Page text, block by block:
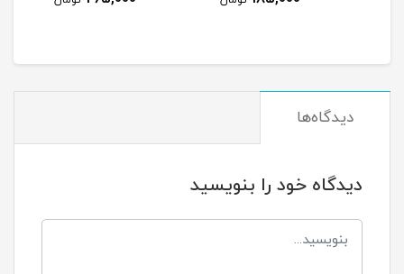
دیدگاه‌ها
دیدگاه خود را بنویسید